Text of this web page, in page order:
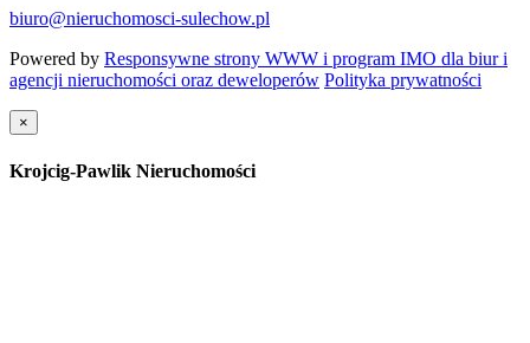
biuro@nieruchomosci-sulechow.pl
Powered by Responsywne strony WWW i program IMO dla biur i
agencji nieruchomości oraz deweloperów Polityka prywatności
×
Krojcig-Pawlik Nieruchomości